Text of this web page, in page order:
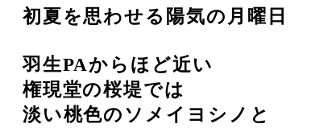
初夏を思わせる陽気の月曜日
羽生PAからほど近い
権現堂の桜堤では
淡い桃色のソメイヨシノと